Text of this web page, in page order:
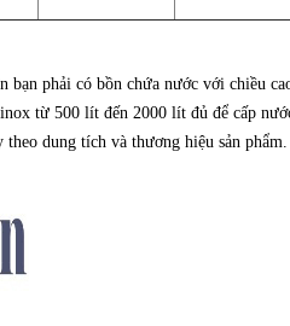
bạn phải có bồn chứa nước với chiều
từ 500 lít đến 2000 lít đủ để cấp
dung tích và thương hiệu sản phẩm.